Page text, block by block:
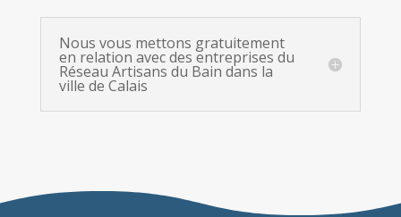
Nous vous mettons gratuitement
en relation avec des entreprises du
Réseau Artisans du Bain dans la
ville de Calais